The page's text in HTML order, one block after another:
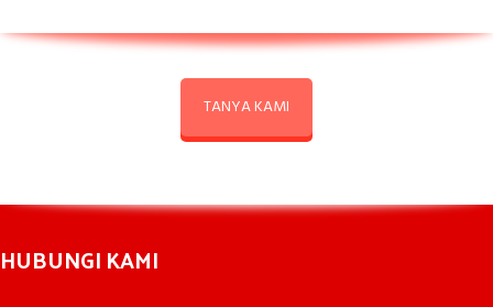
TANYA KAMI
HUBUNGI KAMI